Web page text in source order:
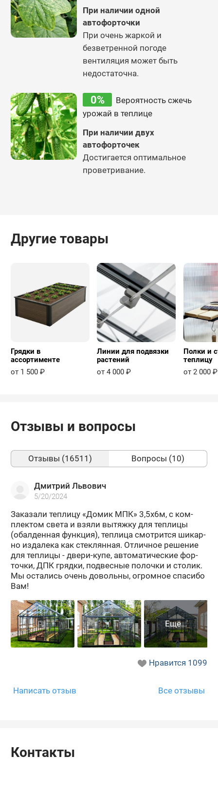
При наличии одной
автофорточки
При очень жаркой и
безветренной погоде
вентиляция может быть
недостаточна.
0%
Вероятность сжечь
урожай в теплице
При наличии двух
автофорточек
Достигается оптимальное
проветривание.
Другие товары
Грядки в
ассортименте
от 1 500 ₽
Линии для подвязки
растений
от 4 000 ₽
Полки и
теплицу
от 2 000 ₽
Отзывы и вопросы
Отзывы (16511) Вопросы (10)
Дмитрий Львович
5/20/2024
За­ка­за­ли теп­ли­цу «Домик МПК» 3,5х6м, с ком­
плек­том света и взяли вы­тяж­ку для теп­ли­цы
(обал­ден­ная функ­ция), теп­ли­ца смот­рит­ся ши­кар­
но из­да­ле­ка как стек­лян­ная. От­лич­ное ре­ше­ние
для теп­ли­цы - двери-​купе, ав­то­ма­ти­че­ские фор­
точ­ки, ДПК гряд­ки, под­вес­ные по­лоч­ки и сто­лик.
Мы оста­лись очень до­воль­ны, огром­ное спа­си­бо
Вам!
Нравится 1099
Написать отзыв Все отзывы
Контакты